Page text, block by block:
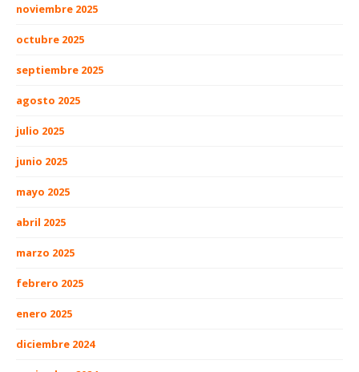
noviembre 2025
octubre 2025
septiembre 2025
agosto 2025
julio 2025
junio 2025
mayo 2025
abril 2025
marzo 2025
febrero 2025
enero 2025
diciembre 2024